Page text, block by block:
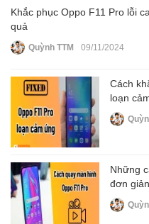
Khắc phục Oppo F11 Pro lỗi
quả
Quỳnh TTM 09/11/2024
Cách
loạn
Những
đơn